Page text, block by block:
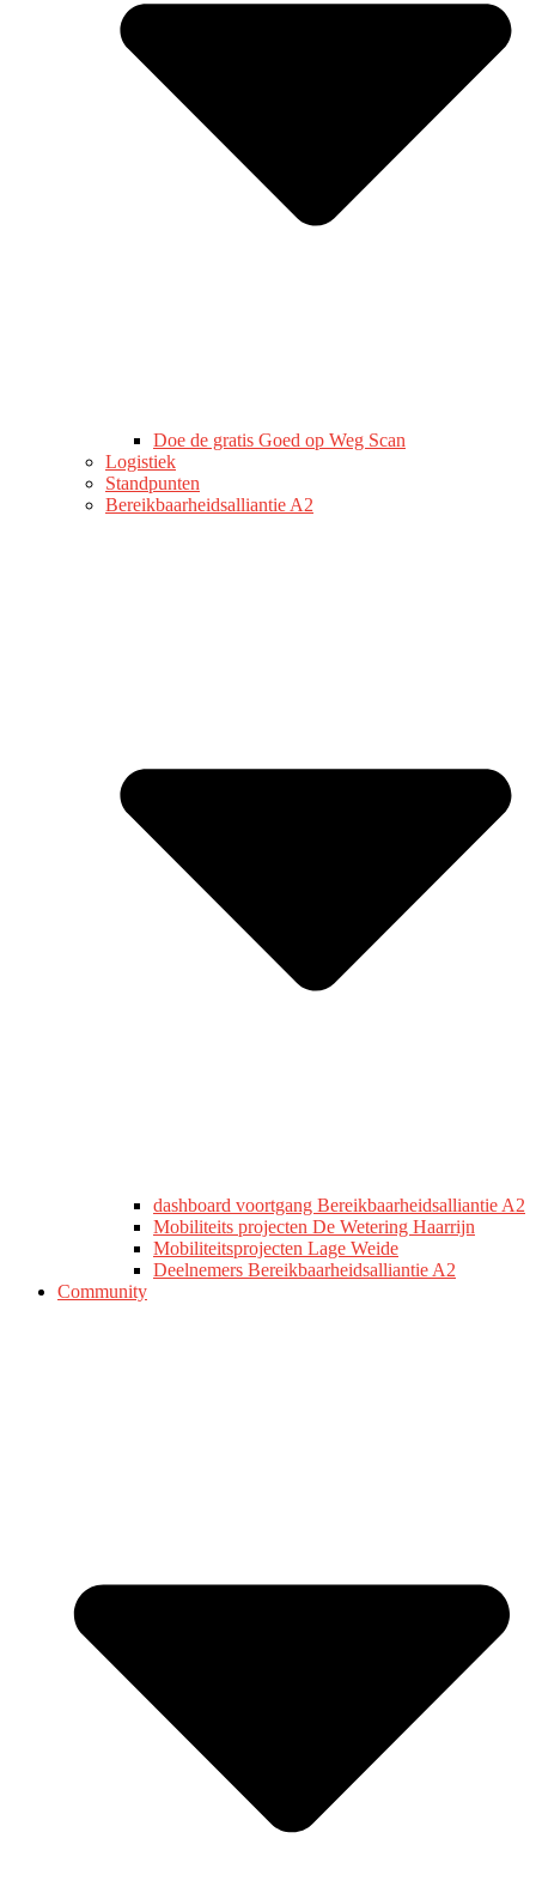
Doe de gratis Goed op Weg Scan
Logistiek
Standpunten
Bereikbaarheidsalliantie A2
dashboard voortgang Bereikbaarheidsalliantie A2
Mobiliteits projecten De Wetering Haarrijn
Mobiliteitsprojecten Lage Weide
Deelnemers Bereikbaarheidsalliantie A2
Community